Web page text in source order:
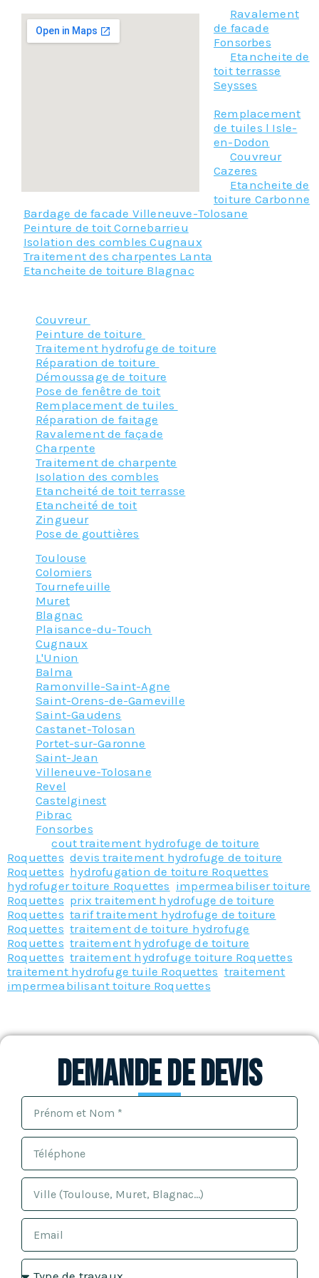
Ravalement
de facade
Fonsorbes
Etancheite de
toit terrasse
Seysses
Remplacement
de tuiles l Isle-
en-Dodon
Couvreur
Cazeres
Etancheite de
toiture Carbonne
Bardage de facade Villeneuve-Tolosane
Peinture de toit Cornebarrieu
Isolation des combles Cugnaux
Traitement des charpentes Lanta
Etancheite de toiture Blagnac
Couvreur
Peinture de toiture
Traitement hydrofuge de toiture
Réparation de toiture
Démoussage de toiture
Pose de fenêtre de toit
Remplacement de tuiles
Réparation de faitage
Ravalement de façade
Charpente
Traitement de charpente
Isolation des combles
Etancheité de toit terrasse
Etancheité de toit
Zingueur
Pose de gouttières
Toulouse
Colomiers
Tournefeuille
Muret
Blagnac
Plaisance-du-Touch
Cugnaux
L'Union
Balma
Ramonville-Saint-Agne
Saint-Orens-de-Gameville
Saint-Gaudens
Castanet-Tolosan
Portet-sur-Garonne
Saint-Jean
Villeneuve-Tolosane
Revel
Castelginest
Pibrac
Fonsorbes
Taggedcout traitement hydrofuge de toiture
Roquettes ,devis traitement hydrofuge de toiture
Roquettes hydrofugation de toiture Roquettes
hydrofuger toiture Roquettes impermeabiliser toiture
Roquettes prix traitement hydrofuge de toiture
Roquettes ,tarif traitement hydrofuge de toiture
Roquettes ,traitement de toiture hydrofuge
Roquettes ,traitement hydrofuge de toiture
Roquettes ,traitement hydrofuge toiture Roquettes
traitement hydrofuge tuile Roquettes traitement
impermeabilisant toiture Roquettes
Demande de devis